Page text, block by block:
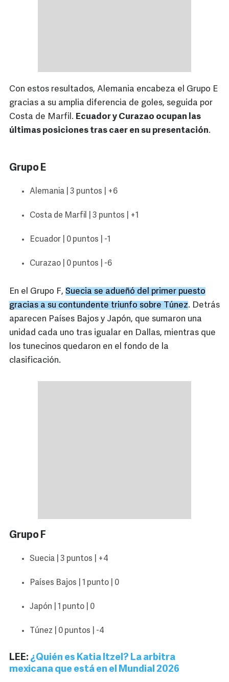
Con estos resultados, Alemania encabeza el Grupo E
gracias a su amplia diferencia de goles, seguida por
Costa de Marfil. Ecuador y Curazao ocupan las
últimas posiciones tras caer en su presentación.
Grupo E
Alemania | 3 puntos | +6
Costa de Marfil | 3 puntos | +1
Ecuador | 0 puntos | -1
Curazao | 0 puntos | -6
En el Grupo F, Suecia se adueñó del primer puesto
gracias a su contundente triunfo sobre Túnez. Detrás
aparecen Países Bajos y Japón, que sumaron una
unidad cada uno tras igualar en Dallas, mientras que
los tunecinos quedaron en el fondo de la
clasificación.
Grupo F
Suecia | 3 puntos | +4
Países Bajos | 1 punto | 0
Japón | 1 punto | 0
Túnez | 0 puntos | -4
LEE: ¿Quién es Katia Itzel? La arbitra
mexicana que está en el Mundial 2026